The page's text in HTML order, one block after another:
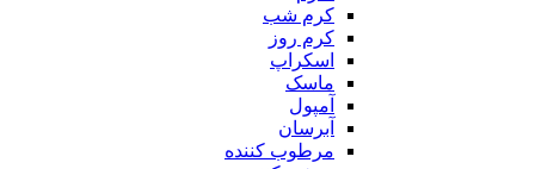
کرم شب
کرم روز
اسکراپ
ماسک
آمپول
آبرسان
مرطوب کننده